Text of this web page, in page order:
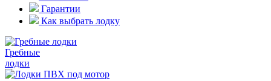
Гарантии
Как выбрать лодку
Гребные
лодки